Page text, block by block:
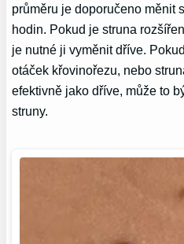
průměru je doporučeno měnit
hodin. Pokud je struna
je nutné ji vyměnit dříve.
otáček křovinořezu, nebo
efektivně jako dříve, může to
struny.